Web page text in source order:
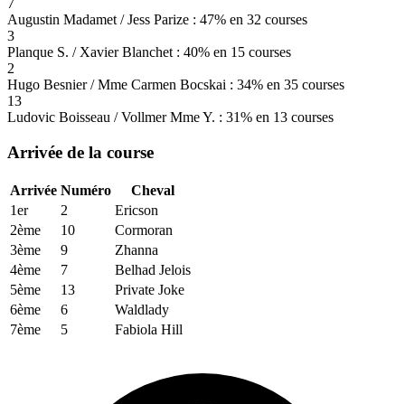
7
Augustin Madamet / Jess Parize : 47% en 32 courses
3
Planque S. / Xavier Blanchet : 40% en 15 courses
2
Hugo Besnier / Mme Carmen Bocskai : 34% en 35 courses
13
Ludovic Boisseau / Vollmer Mme Y. : 31% en 13 courses
Arrivée de la course
Arrivée Numéro
Cheval
1er
2
Ericson
2ème
10
Cormoran
3ème
9
Zhanna
4ème
7
Belhad Jelois
5ème
13
Private Joke
6ème
6
Waldlady
7ème
5 Fabiola Hill